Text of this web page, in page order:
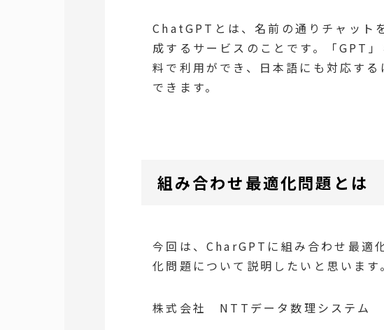
ChatGPTとは、名前の通りチャット
成するサービスのことです。「GPT
料で利用ができ、日本語にも対応す
できます。
組み合わせ最適化問題とは
今回は、CharGPTに組み合わせ最適
化問題について説明したいと思います。
株式会社 NTTデータ数理システム